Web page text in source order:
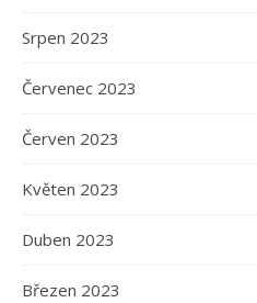
Srpen 2023
Červenec 2023
Červen 2023
Květen 2023
Duben 2023
Březen 2023